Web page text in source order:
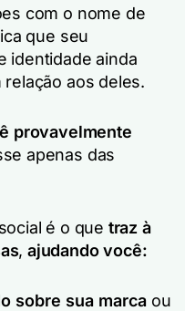
com o nome de
que seu
identidade ainda
aos deles.
provavelmente
apenas das
é o que traz à
, ajudando você:
sobre sua marca ou